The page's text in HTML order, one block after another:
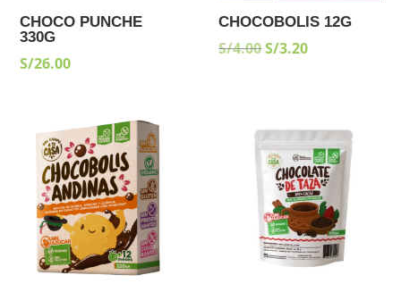
CHOCO PUNCHE
330G
S/26.00
CHOCOBOLIS 12G
S/4.00EL
S/4.00.
S/3.20EL
S/3.20.